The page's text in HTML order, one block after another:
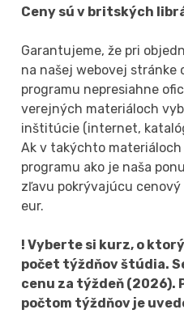
Ceny sú v britských
Garantujeme, že pri
na našej webovej stránke
programu nepresiahne
verejných materiáloch
inštitúcie (internet,
Ak v takýchto
programu ako je naša
zľavu pokrývajúcu cenový
eur.
! Vyberte si kurz, o
počet týždňov štúdia.
cenu za týždeň (2026).
počtom týždňov je